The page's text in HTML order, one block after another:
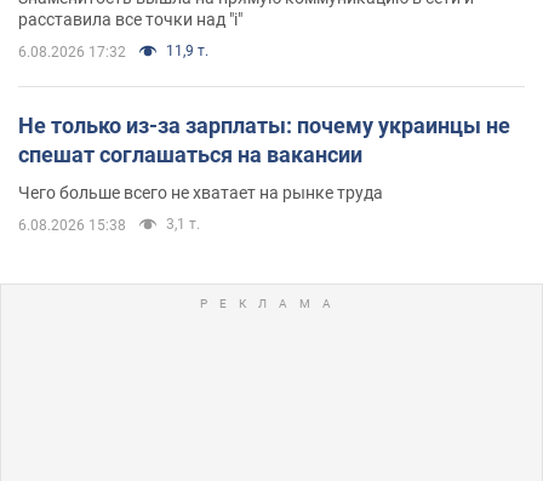
расставила все точки над "i"
6.08.2026 17:32 11,9 т.
Не только из-за зарплаты: почему украинцы не
спешат соглашаться на вакансии
Чего больше всего не хватает на рынке труда
6.08.2026 15:38 3,1 т.